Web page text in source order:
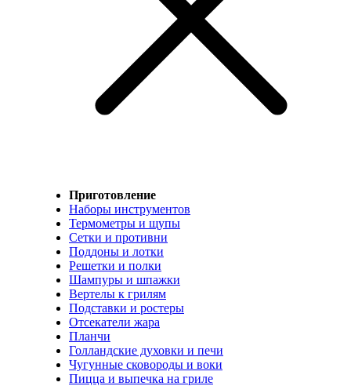
Приготовление
Наборы инструментов
Термометры и щупы
Сетки и противни
Поддоны и лотки
Решетки и полки
Шампуры и шпажки
Вертелы к грилям
Подставки и ростеры
Отсекатели жара
Планчи
Голландские духовки и печи
Чугунные сковороды и воки
Пицца и выпечка на гриле